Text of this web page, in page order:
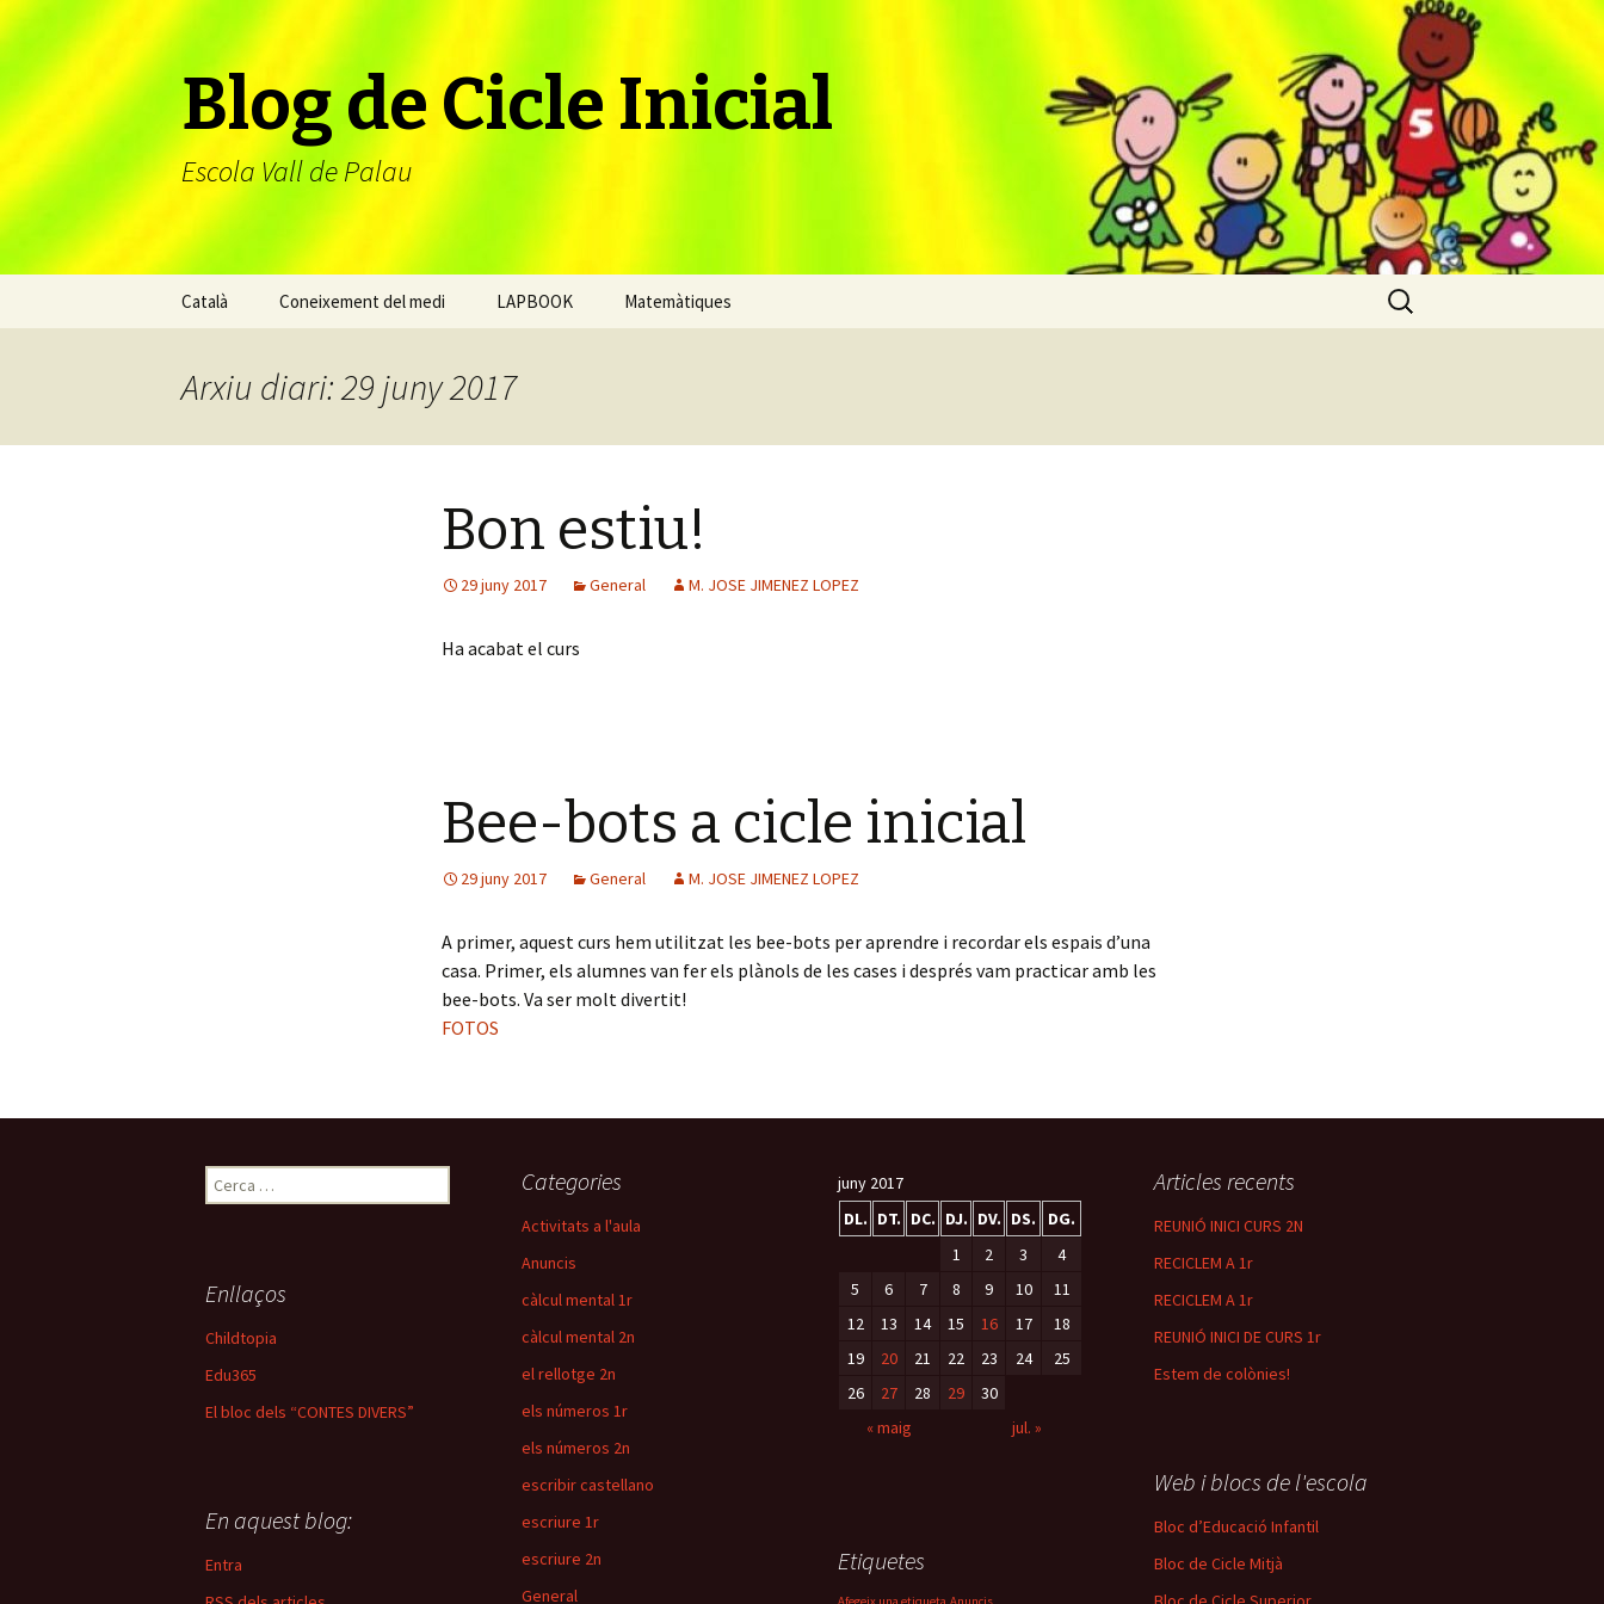
Blog de Cicle Inicial
Escola Vall de Palau
Català Coneixement del medi LAPBOOK Matemàtiques Cerca:
Arxiu diari: 29 juny 2017
Bon estiu!
29 juny 2017 General M. JOSE JIMENEZ LOPEZ
Ha acabat el curs
Bee-bots a cicle inicial
29 juny 2017 General M. JOSE JIMENEZ LOPEZ
A primer, aquest curs hem utilitzat les bee-bots per aprendre i recordar els espais d’una
casa. Primer, els alumnes van fer els plànols de les cases i després vam practicar amb les
bee-bots. Va ser molt divertit!
FOTOS
e
:
Categories
Activitats a l'aula
Anuncis
càlcul mental 1r
càlcul mental 2n
el rellotge 2n
els números 1r
els números 2n
escribir castellano
escriure 1r
escriure 2n
General
juny 2017
DL. DT. DC. DJ. DV. DS. DG.
« maig jul. »
1 2 3
4
5
6 7 8 9 10
11
12
13 14 15 16 17
18
19
20 21 22 23 24
25
26
27 28 29 30
Articles recents
REUNIÓ INICI CURS 2N
RECICLEM A 1r
RECICLEM A 1r
REUNIÓ INICI DE CURS 1r
Estem de colònies!
Enllaços
Childtopia
Edu365
El bloc dels “CONTES DIVERS”
Web i blocs de l'escola
Bloc d’Educació Infantil
Bloc de Cicle Mitjà
En aquest blog:
Entra
Etiquetes